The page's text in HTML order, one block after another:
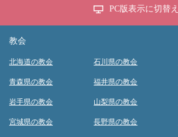
PC版表示に切替え
教会
北海道の教会
青森県の教会
岩手県の教会
宮城県の教会
石川県の教会
福井県の教会
山梨県の教会
長野県の教会